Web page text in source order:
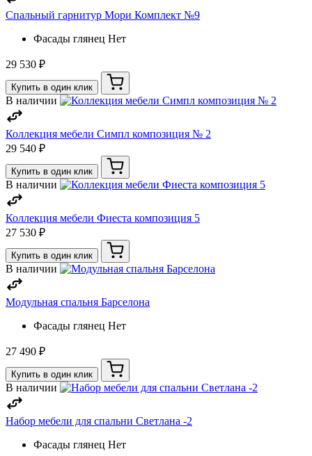
Спальный гарнитур Мори Комплект №9
Фасады глянец Нет
29 530 ₽
Купить в один клик
В наличии
Коллекция мебели Симпл композиция № 2
29 540 ₽
Купить в один клик
В наличии
Коллекция мебели Фиеста композиция 5
27 530 ₽
Купить в один клик
В наличии
Модульная спальня Барселона
Фасады глянец Нет
27 490 ₽
Купить в один клик
В наличии
Набор мебели для спальни Светлана -2
Фасады глянец Нет